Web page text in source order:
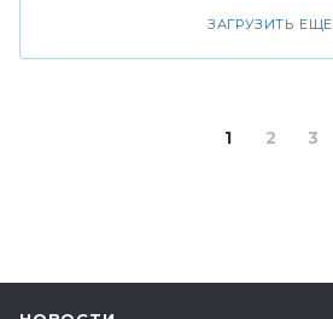
ЗАГРУЗИТЬ ЕЩЕ
1 2 3